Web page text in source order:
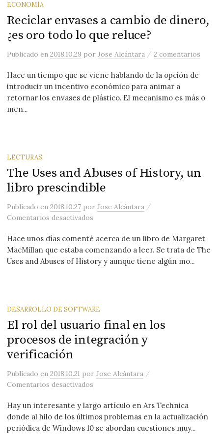
ECONOMÍA
Reciclar envases a cambio de dinero,
¿es oro todo lo que reluce?
Publicadoen2018.10.29 porJose Alcántara /2 comentarios
Hace un tiempo que se viene hablando de la opción de
introducir un incentivo económico para animar a
retornar los envases de plástico. El mecanismo es más o
men...
LECTURAS
The Uses and Abuses of History, un
libro prescindible
Publicadoen2018.10.27 porJose Alcántara /
Comentarios desactivados
Hace unos días comenté acerca de un libro de Margaret
MacMillan que estaba comenzando a leer. Se trata de The
Uses and Abuses of History y aunque tiene algún mo...
DESARROLLO DE SOFTWARE
El rol del usuario final en los
procesos de integración y
verificación
Publicadoen2018.10.21 porJose Alcántara /
Comentarios desactivados
Hay un interesante y largo artículo en Ars Technica
donde al hilo de los últimos problemas en la actualización
periódica de Windows 10 se abordan cuestiones muy...